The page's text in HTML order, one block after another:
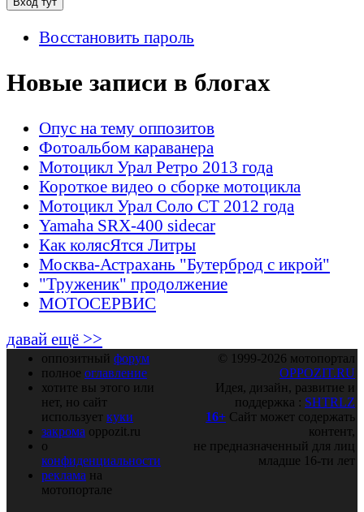
Восстановить пароль
Новые записи в блогах
Опус на тему оппозитов
Фотоальбом караванера
Мотоцикл Урал Ретро 2013 года
Короткое видео о сборке мотоцикла
Мотоцикл Урал Соло СТ 2012 года
Yamaha SRX-400 sidecar
Как колясЯтся Литры
Москва-Астрахань "Бутерброд с икрой"
"Труженик" продолжение
МОТОСЕРВИС
давай ещё >>
оппозитный форум
полное оглавление
хотите вы этого или
нет, но сайт
использует куки
закрома oppozit.ru
о
конфиденциальности
реклама на
мотопортале
© 1999-2026 мотопортал
OPPOZIT.RU
Идея, дизайн, развитие и
поддержка : SHTRLZ
16+ Сайт может содержать
контент,
не предназначенный для лиц
младше 16-ти лет